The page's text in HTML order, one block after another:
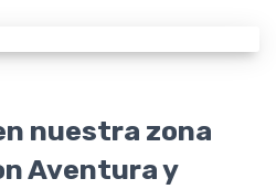
nuestra zona
Aventura y